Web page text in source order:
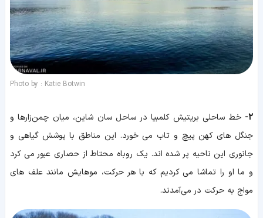
Photo by : Katie Botwin
2- خط ساحلی بریتیش کلمبیا در ساحل سان شاین، میان چمن‌زارها و
جنگل های کهن پیچ و تاب می خورد. این مناطق با پوشش گیاهی و
جانوری این ناحیه پر شده اند. یک روباه محتاط از حصاری عبور می کرد
و ما او را تماشا می کردیم که با هر حرکت، موهایش مانند علف های
مواج به حرکت در می‌آمدند.